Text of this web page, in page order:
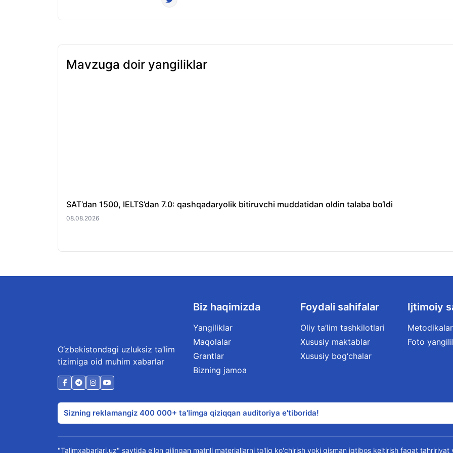
Mavzuga doir yangiliklar
SAT’dan 1500, IELTS’dan 7.0: qashqadaryolik bitiruvchi muddatidan oldin talaba bo‘ldi
08.08.2026
O‘zbekistondagi uzluksiz ta’lim
tizimiga oid muhim xabarlar
Biz haqimizda
Yangiliklar
Maqolalar
Grantlar
Bizning jamoa
Foydali sahifalar
Oliy ta’lim tashkilotlari
Xususiy maktablar
Xususiy bog‘chalar
Ijtimoiy
Metodikalar
Foto
Sizning reklamangiz 400 000+ ta'limga qiziqqan auditoriya e'tiborida!
"Talimxabarlari.uz" saytida e'lon qilingan matnli materiallarni to'liq ko'chirish yoki qisman iqtibos keltirish faqat tahririyat